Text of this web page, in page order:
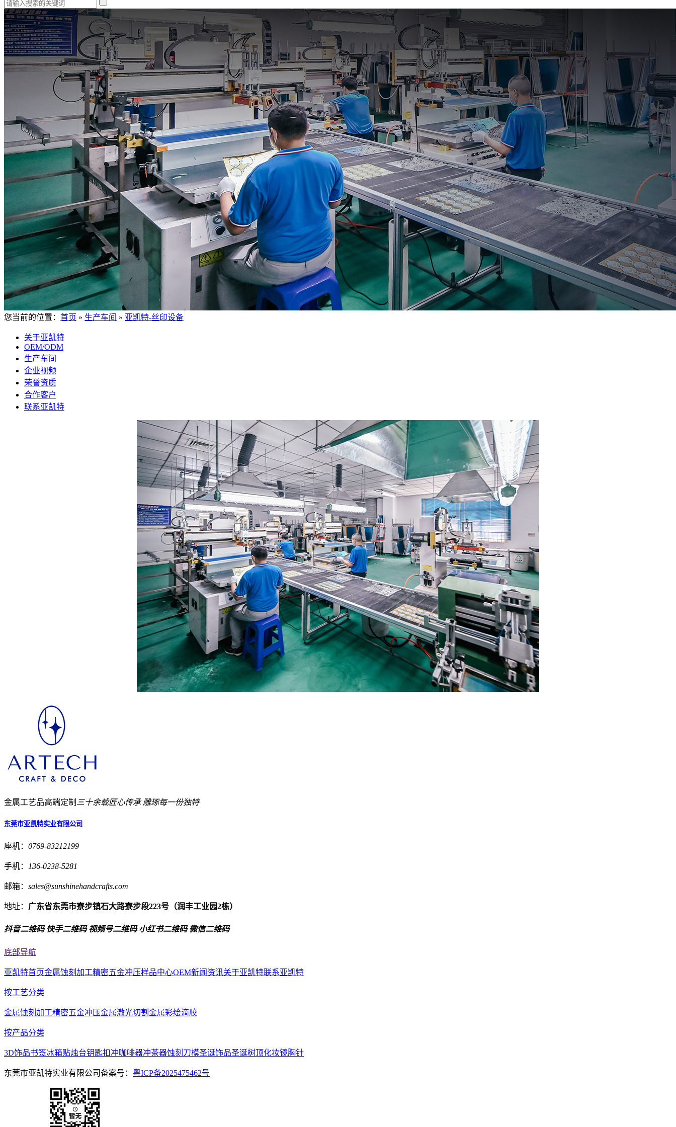
您当前的位置： 首页 » 生产车间 » 亚凯特-丝印设备
关于亚凯特
OEM/ODM
生产车间
企业视频
荣誉资质
合作客户
联系亚凯特
金属工艺品高端定制 三十余载匠心传承 雕琢每一份独特
东莞市亚凯特实业有限公司
座机： 0769-83212199
手机： 136-0238-5281
邮箱： sales@sunshinehandcrafts.com
地址： 广东省东莞市寮步镇石大路寮步段223号（润丰工业园2栋）
抖音二维码 快手二维码 视频号二维码 小红书二维码 微信二维码
底部导航
亚凯特首页金属蚀刻加工精密五金冲压样品中心OEM新闻资讯关于亚凯特联系亚凯特
按工艺分类
金属蚀刻加工精密五金冲压金属激光切割 金属彩绘滴胶
按产品分类
3D饰品书签冰箱贴烛台钥匙扣 冲咖啡器冲茶器蚀刻刀模圣诞饰品圣诞树顶化妆镜胸针
东莞市亚凯特实业有限公司备案号： 粤ICP备2025475462号